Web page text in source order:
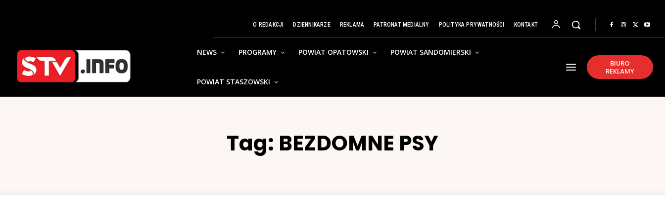
O REDAKCJI DZIENNIKARZE REKLAMA PATRONAT MEDIALNY POLITYKA PRYWATNOŚCI KONTAKT
NEWS PROGRAMY POWIAT OPATOWSKI POWIAT SANDOMIERSKI
POWIAT STASZOWSKI
BIURO
REKLAMY
Tag: BEZDOMNE PSY